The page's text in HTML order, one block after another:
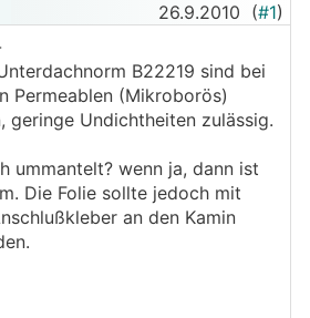
26.9.2010 (#1)
B22219 sind bei
Permeablen (Mikroborös)
geringe Undichtheiten zulässig.
ummantelt? wenn ja, dann ist
Die Folie sollte jedoch mit
an den Kamin